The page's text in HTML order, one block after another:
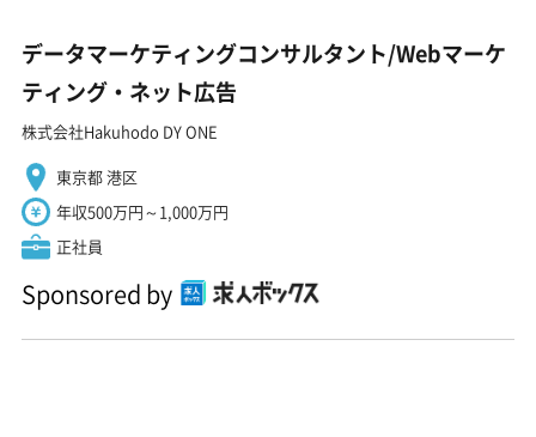
データマーケティングコンサルタント/Webマーケ
ティング・ネット広告
株式会社Hakuhodo DY ONE
東京都 港区
年収500万円～1,000万円
正社員
Sponsored by